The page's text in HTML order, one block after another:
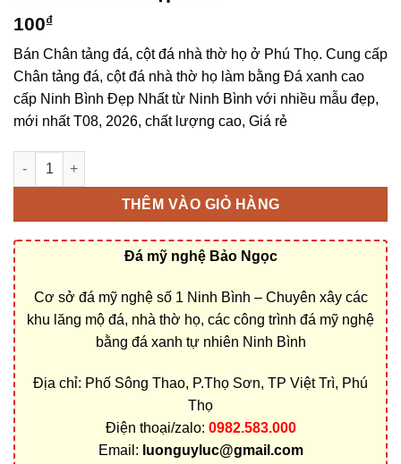
100₫
Bán Chân tảng đá, cột đá nhà thờ họ ở Phú Thọ. Cung cấp
Chân tảng đá, cột đá nhà thờ họ làm bằng Đá xanh cao
cấp Ninh Bình Đẹp Nhất từ Ninh Bình với nhiều mẫu đẹp,
mới nhất T08, 2026, chất lượng cao, Giá rẻ
Cột đồng trụ đá, chân kê cột nhà thờ họ ở Phú Thọ bằng Đá
THÊM VÀO GIỎ HÀNG
Đá mỹ nghệ Bảo Ngọc
Cơ sở đá mỹ nghệ số 1 Ninh Bình – Chuyên xây các
khu lăng mộ đá, nhà thờ họ, các công trình đá mỹ nghệ
bằng đá xanh tự nhiên Ninh Bình
Địa chỉ: Phố Sông Thao, P.Thọ Sơn, TP Việt Trì, Phú
Thọ
Điện thoại/zalo: 0982.583.000
Email: luonguyluc@gmail.com